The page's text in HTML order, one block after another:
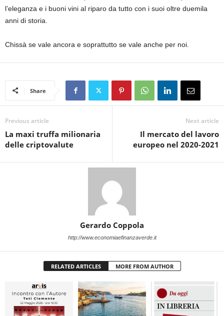
l’eleganza e i buoni vini al riparo da tutto con i suoi oltre duemila
anni di storia.
Chissà se vale ancora e soprattutto se vale anche per noi.
Share
Previous article
La maxi truffa milionaria
delle criptovalute
Next article
Il mercato del lavoro
europeo nel 2020-2021
Gerardo Coppola
http://www.economiaefinanzaverde.it
RELATED ARTICLES MORE FROM AUTHOR